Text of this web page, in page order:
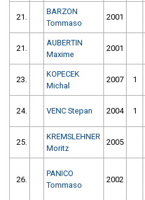
21.
BARZON
Tommaso
2001
21.
AUBERTIN
Maxime
2001
23.
KOPECEK
Michal
2007 1
24. VENC Stepan 2004 1
25.
KREMSLEHNER
Moritz
2005
26.
PANICO
Tommaso
2002